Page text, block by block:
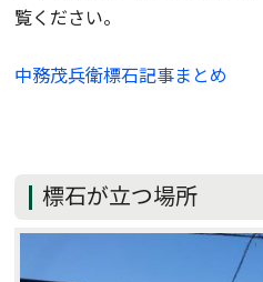
覧ください。
中務茂兵衛標石記事まとめ
標石が立つ場所